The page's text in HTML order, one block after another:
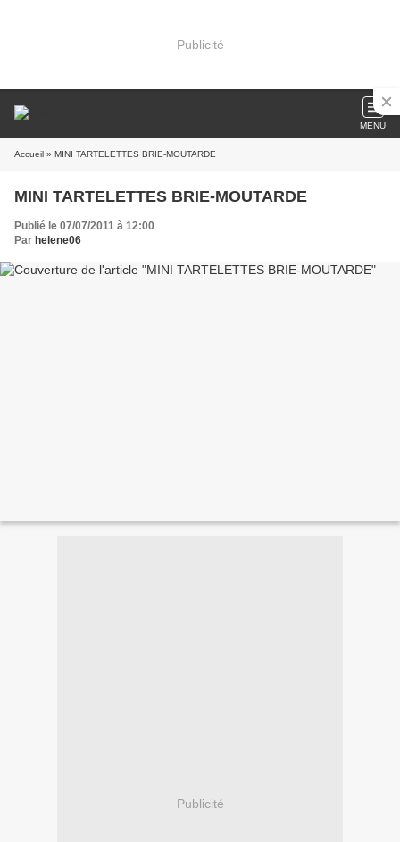
Publicité
MENU
Accueil » MINI TARTELETTES BRIE-MOUTARDE
MINI TARTELETTES BRIE-MOUTARDE
Publié le 07/07/2011 à 12:00
Par helene06
Publicité